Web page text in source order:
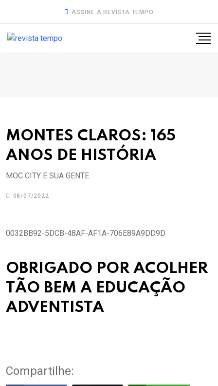
ASSINE A REVISTA TEMPO
MONTES CLAROS: 165
ANOS DE HISTÓRIA
MOC CITY E SUA GENTE
08/07/2022
0032BB92-5DCB-48AF-AF1A-706E89A9DD9D
OBRIGADO POR ACOLHER
TÃO BEM A EDUCAÇÃO
ADVENTISTA
Compartilhe: